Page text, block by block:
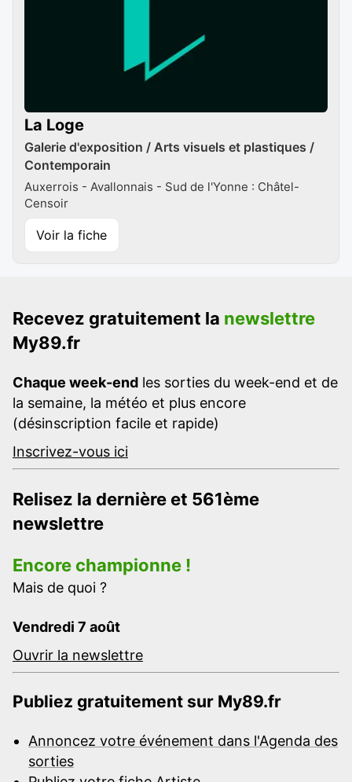
La Loge
Galerie d'exposition / Arts visuels et plastiques /
Contemporain
Auxerrois - Avallonnais - Sud de l'Yonne : Châtel-
Censoir
Voir la fiche
Recevez gratuitement la newslettre
My89.fr
Chaque week-end les sorties du week-end et de
la semaine, la météo et plus encore
(désinscription facile et rapide)
Inscrivez-vous ici
Relisez la dernière et 561ème
newslettre
Encore championne !
Mais de quoi ?
Vendredi 7 août
Ouvrir la newslettre
Publiez gratuitement sur My89.fr
Annoncez votre événement dans l'Agenda des
sorties